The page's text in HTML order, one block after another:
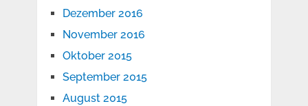
Dezember 2016
November 2016
Oktober 2015
September 2015
August 2015